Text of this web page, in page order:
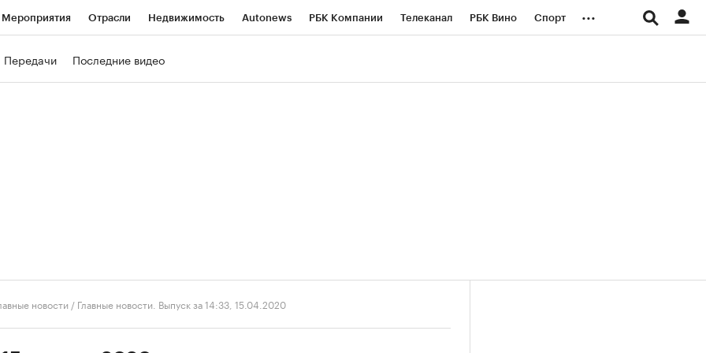
Мероприятия Отрасли Недвижимость Autonews РБК Компании Телеканал РБК Вино Спорт ...
Передачи Последние видео
новости / Главные новости. Выпуск за 14:33, 15.04.2020